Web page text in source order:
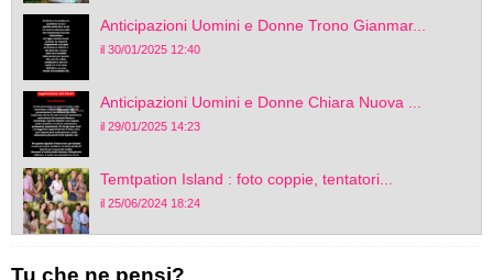
Anticipazioni Uomini e Donne Trono Gianmar...
il 30/01/2025 12:40
Anticipazioni Uomini e Donne Chiara Nuova ...
il 29/01/2025 14:23
Temtpation Island : foto coppie, tentatori...
il 25/06/2024 18:24
Tu che ne pensi?